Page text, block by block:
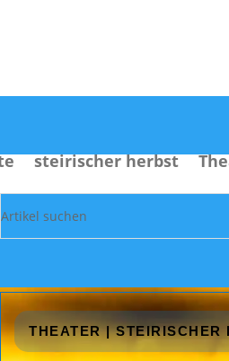
steirischer herbst
THEATER|STEIRISCHER